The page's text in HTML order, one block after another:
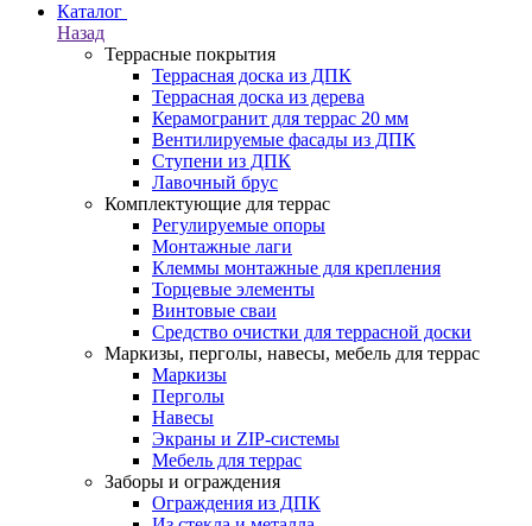
Каталог
Назад
Террасные покрытия
Террасная доска из ДПК
Террасная доска из дерева
Керамогранит для террас 20 мм
Вентилируемые фасады из ДПК
Ступени из ДПК
Лавочный брус
Комплектующие для террас
Регулируемые опоры
Монтажные лаги
Клеммы монтажные для крепления
Торцевые элементы
Винтовые сваи
Средство очистки для террасной доски
Маркизы, перголы, навесы, мебель для террас
Маркизы
Перголы
Навесы
Экраны и ZIP-системы
Мебель для террас
Заборы и ограждения
Ограждения из ДПК